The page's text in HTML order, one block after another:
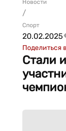
Новости
/
Спорт
20.02.2025
Поделиться
Стали